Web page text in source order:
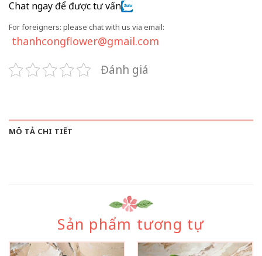
Chat ngay để được tư vấn
For foreigners: please chat with us via email:
thanhcongflower@gmail.com
Đánh giá
MÔ TẢ CHI TIẾT
Sản phẩm tương tự